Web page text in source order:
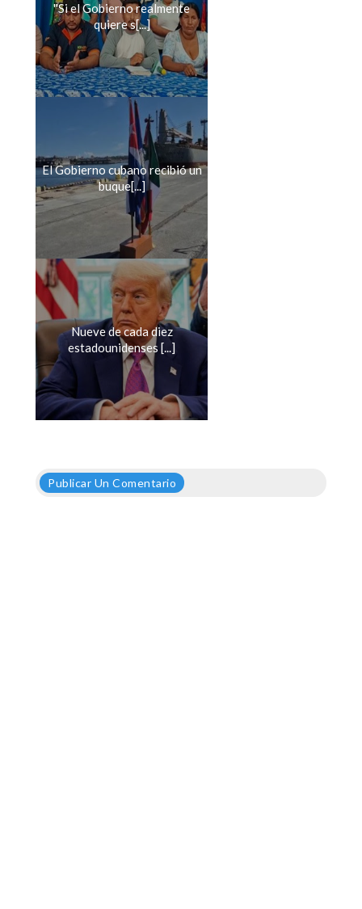
''Si el Gobierno realmente
quiere s[...]
El Gobierno cubano recibió un
buque[...]
Nueve de cada diez
estadounidenses [...]
Publicar Un Comentario